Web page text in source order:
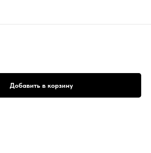
Добавить в корзину